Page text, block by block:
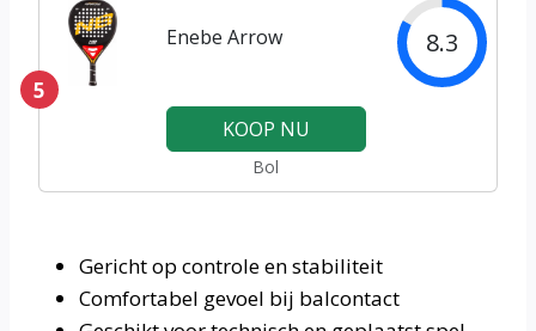
5
Enebe Arrow 8.3
KOOP NU
Bol
Gericht op controle en stabiliteit
Comfortabel gevoel bij balcontact